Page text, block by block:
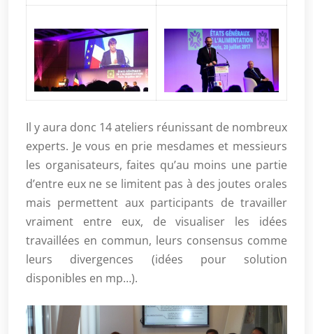
Il y aura donc 14 ateliers réunissant de nombreux
experts. Je vous en prie mesdames et messieurs
les organisateurs, faites qu’au moins une partie
d’entre eux ne se limitent pas à des joutes orales
mais permettent aux participants de travailler
vraiment entre eux, de visualiser les idées
travaillées en commun, leurs consensus comme
leurs divergences (idées pour solution
disponibles en mp…).